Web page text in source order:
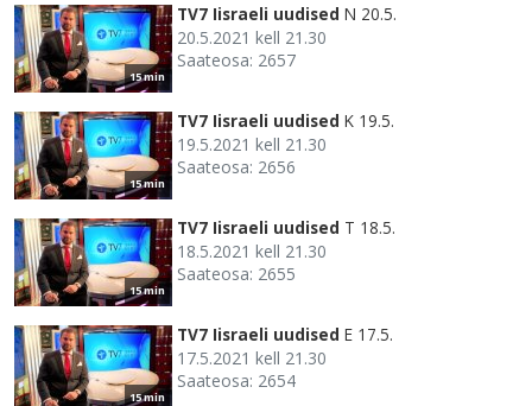
15 min
TV7 Iisraeli uudised N 20.5.
20.5.2021 kell 21.30
Saateosa: 2657
15 min
TV7 Iisraeli uudised K 19.5.
19.5.2021 kell 21.30
Saateosa: 2656
15 min
TV7 Iisraeli uudised T 18.5.
18.5.2021 kell 21.30
Saateosa: 2655
15 min
TV7 Iisraeli uudised E 17.5.
17.5.2021 kell 21.30
Saateosa: 2654